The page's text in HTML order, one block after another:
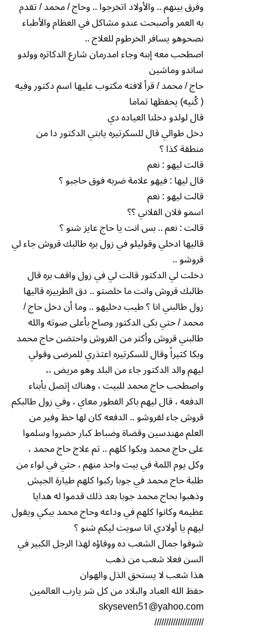
وفرق بينهم .. والأولاد اتخرجوا .. وحاج / محمد / تقدم
به العمر وأصبحت عندو مشاكل في العظام والأطباء
نصحوهو يسافر الخرطوم للعلاج ..
اصطحب معه إبنه وجاء امدرمان شارع الدكاتره وولدو
ساندو وماشين
حاج / محمد / قرأ لافته مكتوب عليها اسم دكتور وفيه
( كُنيه) يحفظها تماما
قال لولدو دخلنا العياده دي
دخل طوالي قال للسكرتيره يابتي الدكتور دا من
منطقة كذا ؟
قالت ليهو : نعم
قال ليها : فيهو علامة ضربه فوق حاجبو ؟
قالت ليهو : نعم
اسمو فلان الفلاني ؟؟
قالت : نعم .. بس انت يا حاج عايز شنو ؟
قاليها ادخلي وقوليلو في زول بره طالبك قروش جاء لي
قروشو ..
دخلت لي الدكتور قالت لي في زول واقف بره قال
طالبك قروش وانت ما خلصتو .. دق الطربيزه قاليها
زول طالبني انا ؟ طيب دخليهو .. وما أن دخل حاج /
محمد / حتي بكى الدكتور وصاح بأعلى صوته والله
طالبني قروش وأكتر من القروش واحتضن حاج محمد
وبكا كثيراً وقال للسكرتيره اعتذري للمرضى وقولي
ليهم والد الدكتور جاء من البلد وهو مريض ،،
واصطحب حاج محمد للبيت ، وهناك إتصل بأبناء
الدفعه ، قال ليهم باكر الفطور معاي ، وفي زول طالبكم
قروش جاء لقروشو .. الدفعه كان لها حظ وفير من
العلم مهندسين وقضاة وضباط كبار حضروا وسلموا
على حاج محمد وبكوا كلهم .. تم علاج حاج محمد ،
وكل يوم اللمة في بيت واحد منهم ، حتي في لواء من
طلبة حاج محمد في جوبا ركبوا كلهم طيارة الجيش
وذهبوا بحاج محمد جوبا بعد ذلك قدموا له هدايا
عظيمه وكانوا كلهم في وداعه وحاج محمد يبكي ويقول
ليهم يا أولادي انا سويت ليكم شنو ؟
شوفوا جمال الشعب ده ووفاؤه لهذا الرجل الكبير في
السن فعلا شعب من ذهب
هذا شعب لا يستحق الذل والهوان
حفظ الله العباد والبلاد من كل شر يارب العالمين
skyseven51@yahoo.com
/////////////////////